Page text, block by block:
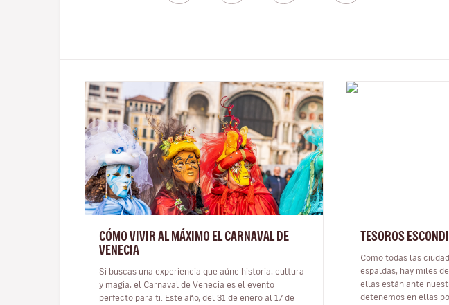
CÓMO VIVIR AL MÁXIMO EL CARNAVAL DE
VENECIA
Si buscas una experiencia que aúne historia, cultura
y magia, el Carnaval de Venecia es el evento
perfecto para ti. Este año, del 31 de enero al 17 de
TESOROS
Como todas las
espaldas, hay miles
ellas están ante
detenemos en ellas